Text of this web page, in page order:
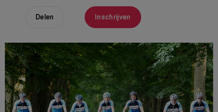
Winkeltijden en koopzondagen
Delen Inschrijven